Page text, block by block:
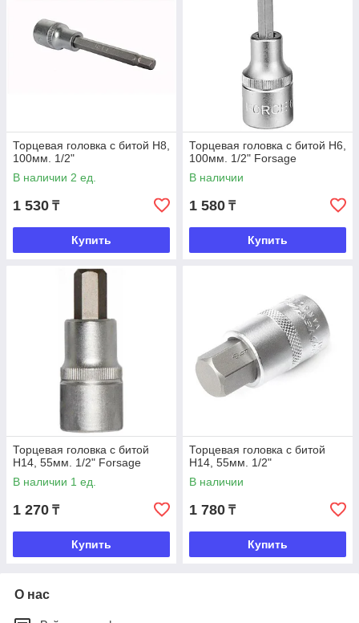
Торцевая головка с битой Н8,
100мм. 1/2"
В наличии 2 ед.
1 530 ₸
Купить
Торцевая головка с битой Н6,
100мм. 1/2" Forsage
В наличии
1 580 ₸
Купить
Торцевая головка с битой
Н14, 55мм. 1/2" Forsage
В наличии 1 ед.
1 270 ₸
Купить
Торцевая головка с битой
Н14, 55мм. 1/2"
В наличии
1 780 ₸
Купить
О нас